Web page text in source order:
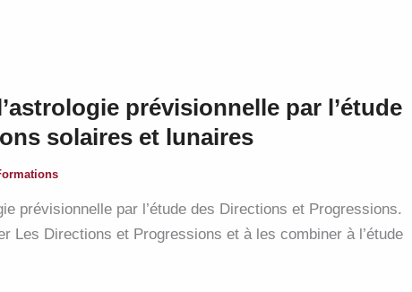
prévisionnelle par l’étude
solaires et lunaires
prévisionnelle par l’étude des Directions et Progressions.
Les Directions et Progressions et à les combiner à l’étude